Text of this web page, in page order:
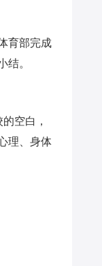
育部完成
结。
空白，
理、身体